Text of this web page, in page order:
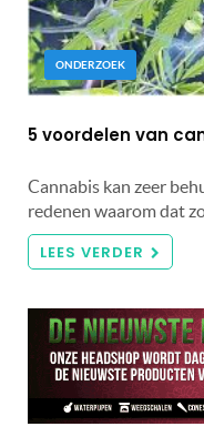
ONDERZOEK
5 voordelen van
Cannabis kan zeer
redenen waarom dat
LEES VERDER